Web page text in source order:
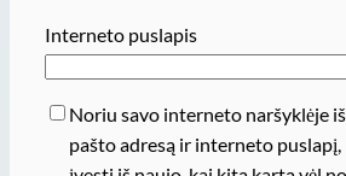
Interneto puslapis
Noriu savo interneto naršyklėje
pašto adresą ir interneto puslapį,